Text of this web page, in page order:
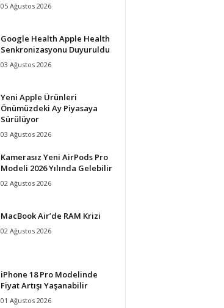
05 Ağustos 2026
Google Health Apple Health
Senkronizasyonu Duyuruldu
03 Ağustos 2026
Yeni Apple Ürünleri
Önümüzdeki Ay Piyasaya
Sürülüyor
03 Ağustos 2026
Kamerasız Yeni AirPods Pro
Modeli 2026 Yılında Gelebilir
02 Ağustos 2026
MacBook Air’de RAM Krizi
02 Ağustos 2026
iPhone 18 Pro Modelinde
Fiyat Artışı Yaşanabilir
01 Ağustos 2026